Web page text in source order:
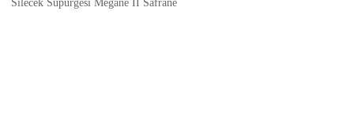
Silecek Süpürgesi Megane II Safrane